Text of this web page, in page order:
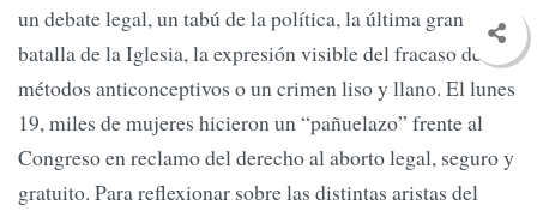
un debate legal, un tabú de la política, la última gran
batalla de la Iglesia, la expresión visible del fracaso de los
métodos anticonceptivos o un crimen liso y llano. El lunes
19, miles de mujeres hicieron un “pañuelazo” frente al
Congreso en reclamo del derecho al aborto legal, seguro y
gratuito. Para reflexionar sobre las distintas aristas del